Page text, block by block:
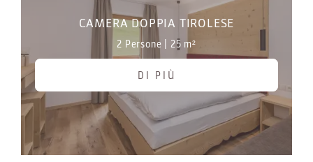
CAMERA DOPPIA TIROLESE
2 Persone 25 m²
DI PIÙ